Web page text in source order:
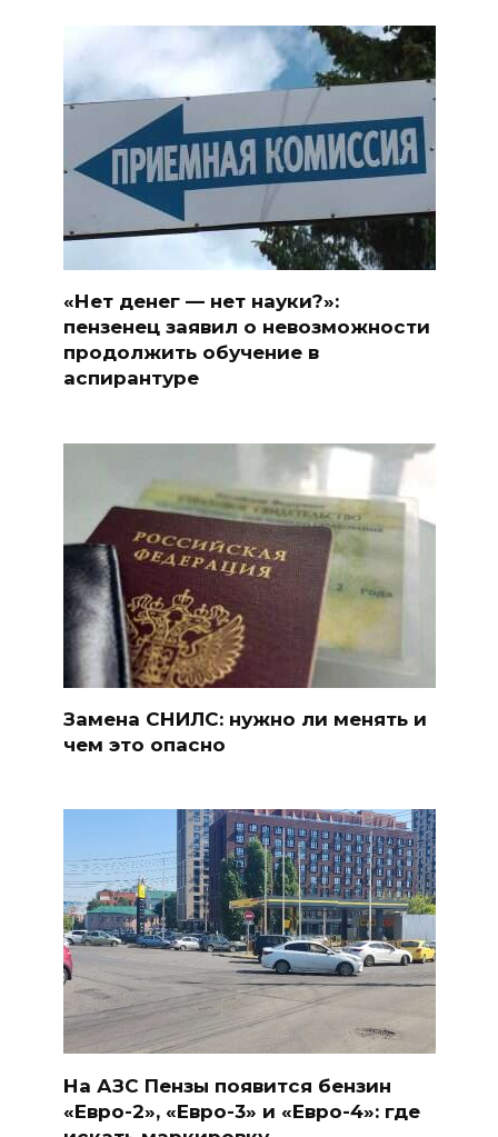
«Нет денег — нет науки?»:
пензенец заявил о невозможности
продолжить обучение в
аспирантуре
Замена СНИЛС: нужно ли менять и
чем это опасно
На АЗС Пензы появится бензин
«Евро-2», «Евро-3» и «Евро-4»: где